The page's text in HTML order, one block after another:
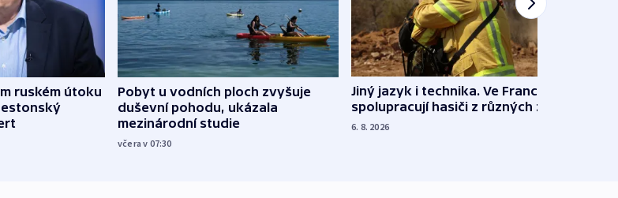
ruském útoku
estonský
Pobyt u vodních ploch zvyšuje
duševní pohodu, ukázala
mezinárodní studie
včera v 07:30
Jiný jazyk i technika. Ve Francii
spolupracují hasiči z různých zemí
6. 8. 2026